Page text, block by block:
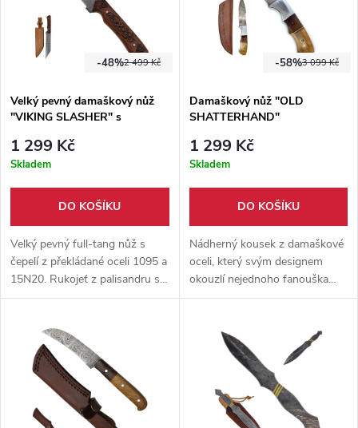
2 499 Kč
-48%
Velký pevný damaškový nůž
"VIKING SLASHER" s
1 299 Kč
Skladem
DO KOŠÍKU
Velký pevný full-tang nůž s
čepelí z překládané oceli 1095 a
15N20. Rukojeť z palisandru s
vygravírovanými vikingskými
pouzdrem s možností nošení
na opasku.
3 099 Kč
-58%
Damaškový nůž "OLD
SHATTERHAND"
1 299 Kč
Skladem
DO KOŠÍKU
Nádherný kousek z damaškové
oceli, který svým designem
okouzlí nejednoho fanouška
westernů. Nůž oplývá pevnou
materiálem jako nůž máslem. :)
Celá čepel je zapuštěna do
dřevěné rukojeti, díky čemuž se
jedná o masivní a pevný kus,
který Vás zaručeně nezklame v
žádné situaci.